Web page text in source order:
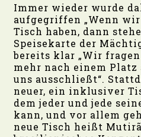
Immer wieder wurde
aufgegriffen „Wenn
Tisch haben, dann
Speisekarte der
bereits klar „Wir
mehr nach einem Platz
uns ausschließt“.
neuer, ein inklusiver
dem jeder und jede
kann, und vor allem
neue Tisch heißt